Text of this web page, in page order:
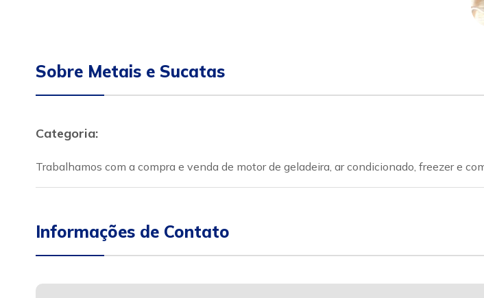
Sobre Metais e Sucatas
Categoria:
Trabalhamos com a compra e venda de motor de geladeira, ar condicionado, freezer e
Informações de Contato